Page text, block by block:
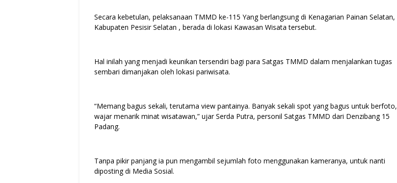
Secara kebetulan, pelaksanaan TMMD ke-115 Yang berlangsung di Kenagarian Painan Selatan,
Kabupaten Pesisir Selatan , berada di lokasi Kawasan Wisata tersebut.
Hal inilah yang menjadi keunikan tersendiri bagi para Satgas TMMD dalam menjalankan tugas
sembari dimanjakan oleh lokasi pariwisata.
“Memang bagus sekali, terutama view pantainya. Banyak sekali spot yang bagus untuk berfoto,
wajar menarik minat wisatawan,” ujar Serda Putra, personil Satgas TMMD dari Denzibang 15
Padang.
Tanpa pikir panjang ia pun mengambil sejumlah foto menggunakan kameranya, untuk nanti
diposting di Media Sosial.